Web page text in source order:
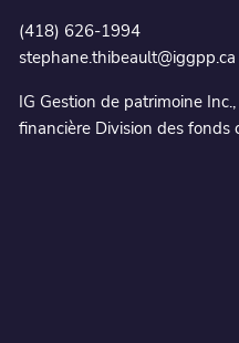
(418) 626-1994
stephane.thibeault@iggpp.ca
IG Gestion de patrimoine
financière Division des fonds